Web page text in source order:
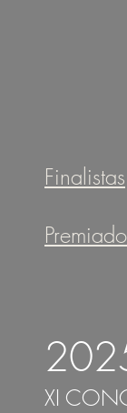
Finalistas
XI